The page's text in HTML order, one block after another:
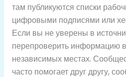
там публикуются списки
цифровыми подписями или
Если вы не уверены в
перепроверить информацию в
независимых местах.
часто помогает друг другу,